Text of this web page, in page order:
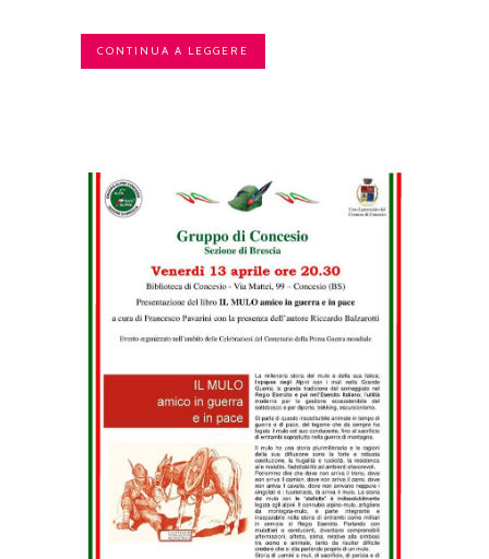
CONTINUA A LEGGERE